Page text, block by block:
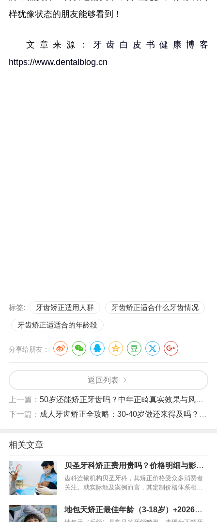
样犹豫状态的朋友能够看到！
文章来源： 牙齿白皮书健康博客
https://www.dentalblog.cn
标签: 牙齿矫正适用人群 牙齿矫正适合什么牙齿情况
牙齿矫正适适合的年龄段
分享给朋友：
返回列表
上一篇： 50岁还能矫正牙齿吗？中年正畸真实效果与风险解析
下一篇： 成人牙齿矫正全攻略：30-40岁做还来得及吗？需要几年时间？
相关文章
贝圣牙科矫正费用贵吗？价格明细与影响
因素详解
齿科连锁机构贝圣牙科，其矫正价格受众多消费者
关注。就实际触及案例而言，其定制价格体系相对
类以及医生资历等诸多因素而出现较大不同。知悉
价格组构，能够助力患者做…
地包天矫正最佳年龄（3-18岁）+2026年
价格明细｜避坑指南